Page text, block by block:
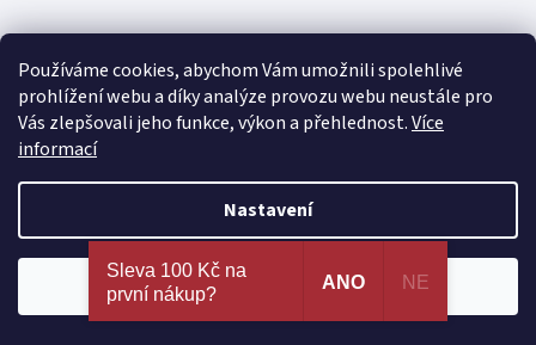
Používáme cookies, abychom Vám umožnili spolehlivé
prohlížení webu a díky analýze provozu webu neustále pro
Vás zlepšovali jeho funkce, výkon a přehlednost.Více
informací
Nastavení
Nejširší výběr erotických pomůcek a sexy prádla na
jednom místě. 100% spokojenost dle recenzí
ověřených zákazníků!
Facebook
Odebírat newsletter
Sleva 100 Kč na
první nákup?
ANO NE